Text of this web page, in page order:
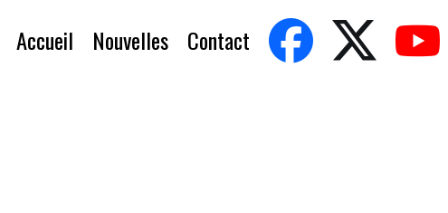
Accueil Nouvelles Contact